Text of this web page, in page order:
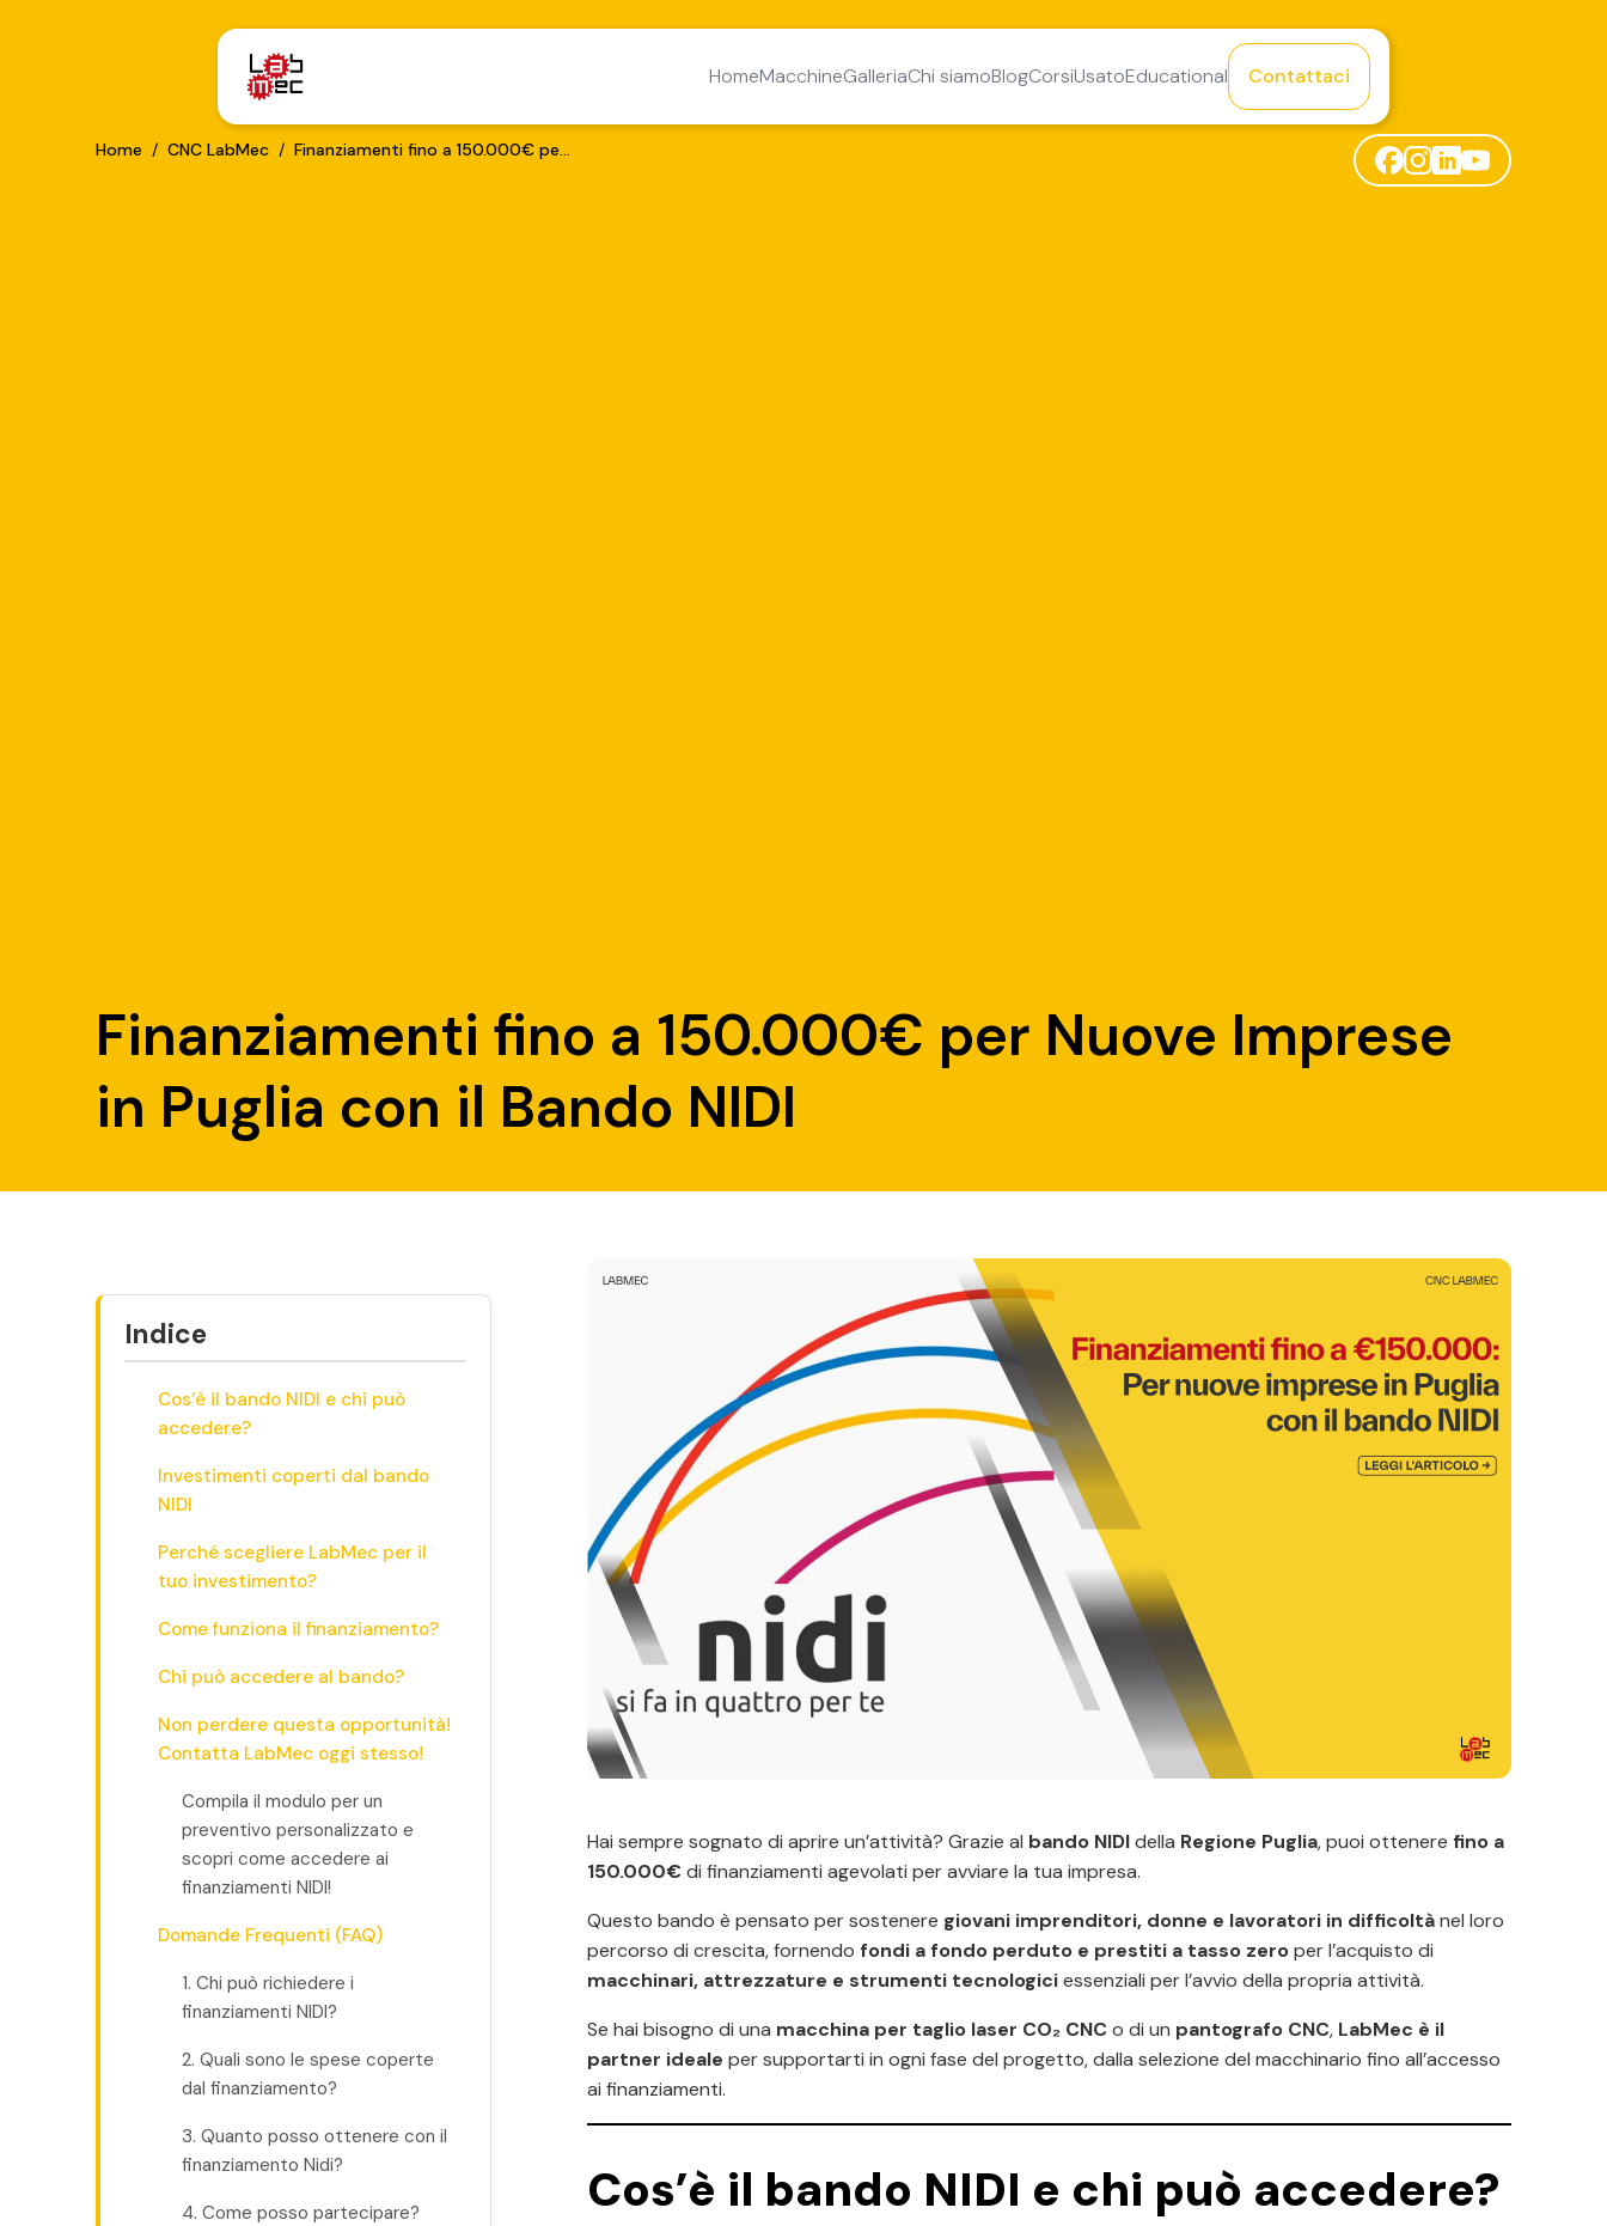
HomeMacchineGalleriaChi siamoBlogCorsiUsatoEducational Contattaci
Home / CNC LabMec / Finanziamenti fino a 150.000€ per Nuove Imprese in Puglia con il Bando NIDI
Finanziamenti fino a 150.000€ per Nuove Imprese
in Puglia con il Bando NIDI
Indice
Cos’è il bando NIDI e chi può
accedere?
Investimenti coperti dal bando
NIDI
Perché scegliere LabMec per il
tuo investimento?
Come funziona il finanziamento?
Chi può accedere al bando?
Non perdere questa opportunità!
Contatta LabMec oggi stesso!
Compila il modulo per un
preventivo personalizzato e
scopri come accedere ai
finanziamenti NIDI!
Domande Frequenti (FAQ)
1. Chi può richiedere i
finanziamenti NIDI?
2. Quali sono le spese coperte
dal finanziamento?
3. Quanto posso ottenere con il
finanziamento Nidi?
4. Come posso partecipare?
Hai sempre sognato di aprire un’attività? Grazie al bando NIDIdella Regione Puglia, puoi ottenere fino a
150.000€ di finanziamenti agevolati per avviare la tua impresa.
Questo bando è pensato per sostenere giovani imprenditori, donne e lavoratori in difficoltànel loro
percorso di crescita, fornendo fondi a fondo perduto e prestiti a tasso zeroper l’acquisto di
macchinari, attrezzature e strumenti tecnologiciessenziali per l’avvio della propria attività.
Se hai bisogno di una macchina per taglio laser CO₂ CNCo di un pantografo CNC, LabMec è il
partner ideale per supportarti in ogni fase del progetto, dalla selezione del macchinario fino all’accesso
ai finanziamenti.
Cos’è il bando NIDI e chi può accedere?